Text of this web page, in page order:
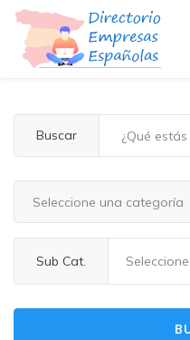
Buscar
Seleccione una categoría
Sub Cat.